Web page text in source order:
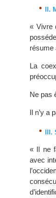
II.
« Vivre
résume
La
Ne pas
Il n’y a
« Il ne
avec